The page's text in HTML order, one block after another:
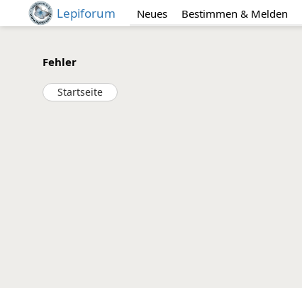
Lepiforum Neues Bestimmen & Melden
Fehler
Startseite